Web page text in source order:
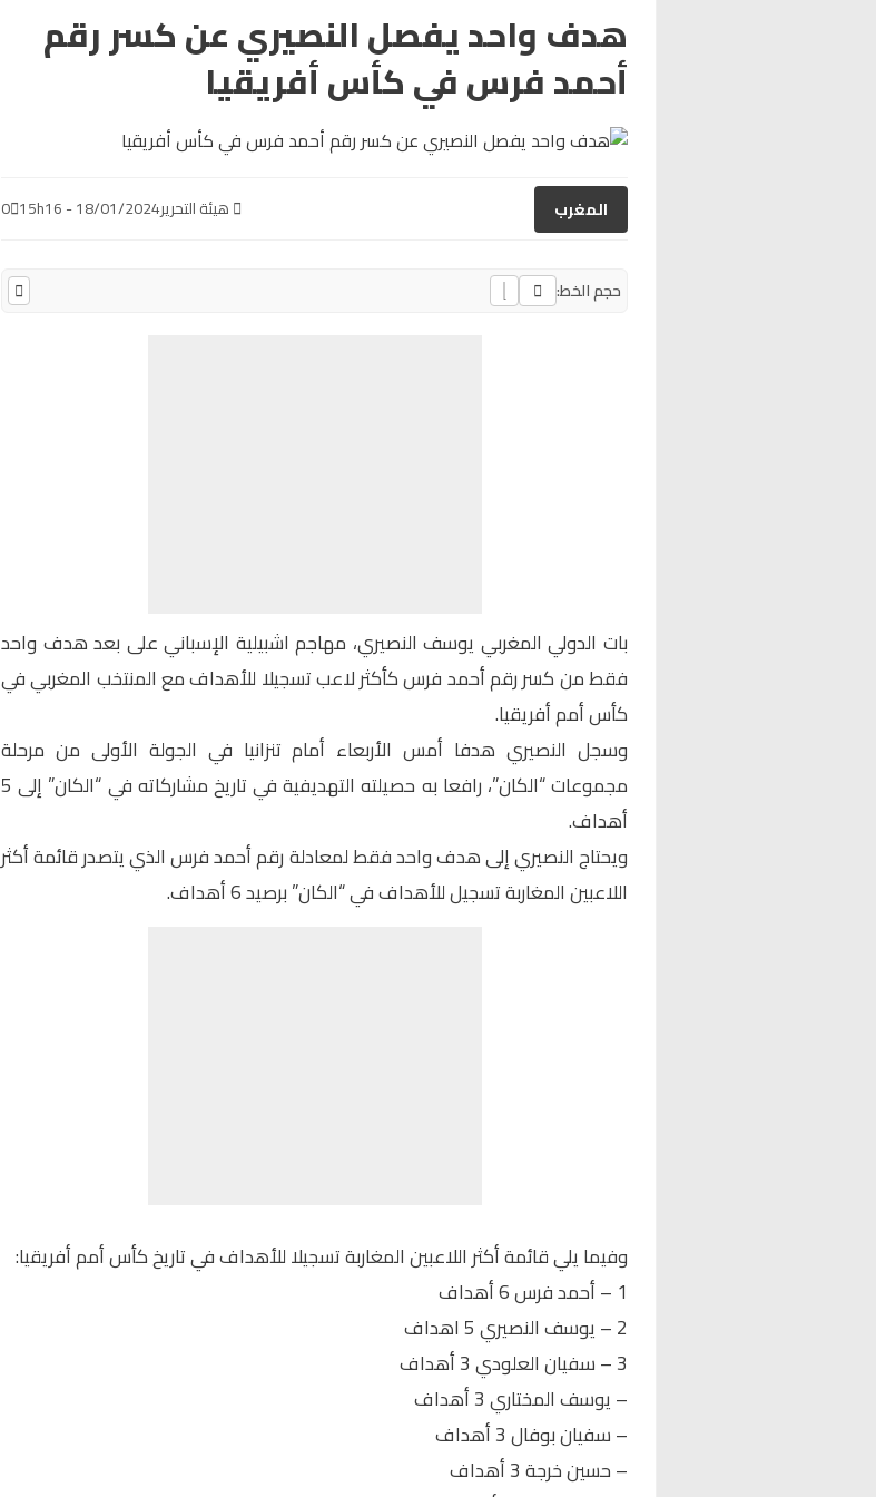
هدف واحد يفصل النصيري عن كسر رقم
أحمد فرس في كأس أفريقيا
المغرب هيئة التحرير18/01/2024 - 15h16
0
حجم الخط:
بات الدولي المغربي يوسف النصيري، مهاجم اشبيلية الإسباني على بعد هدف واحد
فقط من كسر رقم أحمد فرس كأكثر لاعب تسجيلا للأهداف مع المنتخب المغربي في
كأس أمم أفريقيا.
وسجل النصيري هدفا أمس الأربعاء أمام تنزانيا في الجولة الأولى من مرحلة
مجموعات “الكان”، رافعا به حصيلته التهديفية في تاريخ مشاركاته في “الكان” إلى 5
أهداف.
ويحتاج النصيري إلى هدف واحد فقط لمعادلة رقم أحمد فرس الذي يتصدر قائمة أكثر
اللاعبين المغاربة تسجيل للأهداف في “الكان” برصيد 6 أهداف.
وفيما يلي قائمة أكثر اللاعبين المغاربة تسجيلا للأهداف في تاريخ كأس أمم أفريقيا:
1 – أحمد فرس 6 أهداف
2 – يوسف النصيري 5 اهداف
3 – سفيان العلودي 3 أهداف
– يوسف المختاري 3 أهداف
– سفيان بوفال 3 أهداف
– حسين خرجة 3 أهداف